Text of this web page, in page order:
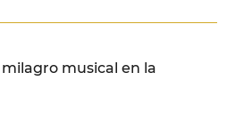
milagro musical en la